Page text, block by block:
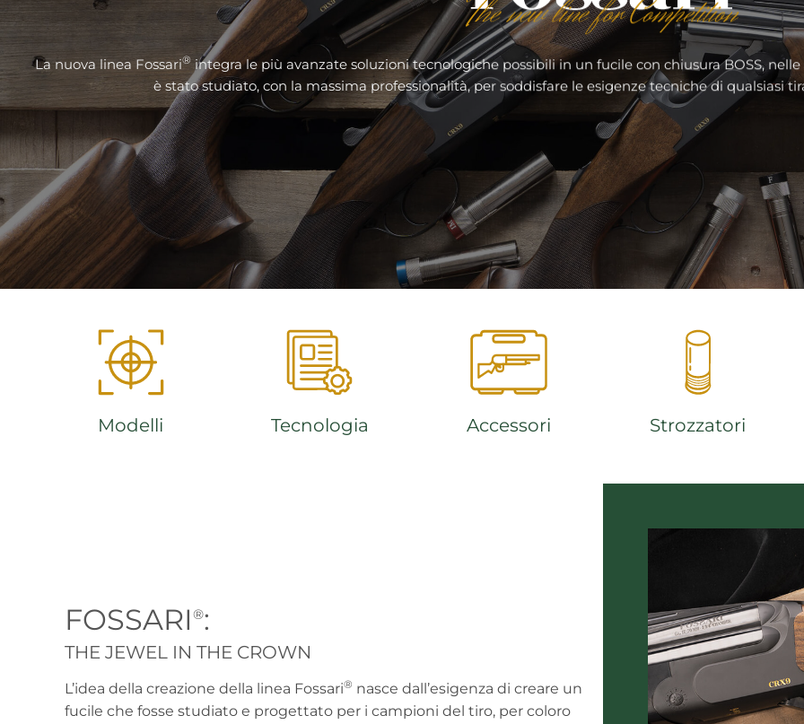
La nuova linea Fossari® integra le più avanzate soluzioni tecnologiche possibili in un fucile con chiusura BOSS,
è stato studiato, con la massima professionalità, per soddisfare le esigenze tecniche di qualsiasi
Modelli Tecnologia Accessori Strozzatori
FOSSARI ®:
THE JEWEL IN THE CROWN
L’idea della creazione della linea Fossari® nasce dall’esigenza di creare un
fucile che fosse studiato e progettato per i campioni del tiro, per coloro